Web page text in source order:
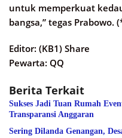
untuk memperkuat
bangsa,” tegas Prabowo.
Editor: (KB1) Share
Pewarta: QQ
Berita Terkait
Sukses Jadi Tuan Rumah
Transparansi Anggaran
Sering Dilanda Genangan,